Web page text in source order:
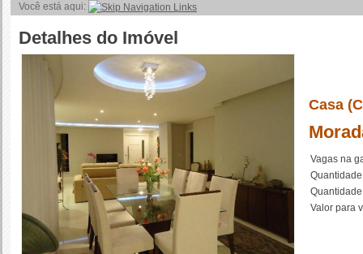
Você está aqui:
Detalhes do Imóvel
Casa
Vagas na
Valor para